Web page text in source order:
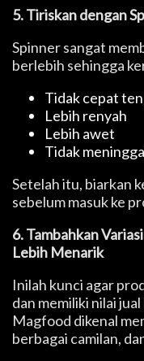
5. Tiriskan dengan
Spinner sangat
berlebih sehingga
Tidak cepat
Lebih renyah
Lebih awet
Tidak
Setelah itu, biarkan
sebelum masuk ke
6. Tambahkan
Lebih Menarik
Inilah kunci agar
dan memiliki nilai
Magfood dikenal
berbagai camilan,